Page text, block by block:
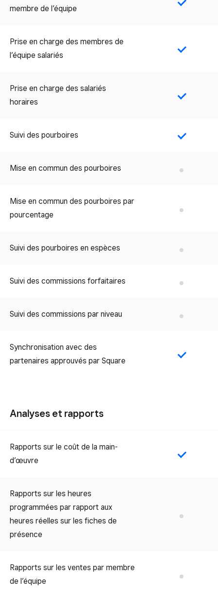
membre de l’équipe Yes
Prise en charge des membres de
l’équipe salariés
Yes
Prise en charge des salariés
horaires
Yes
Suivi des pourboires Yes
Mise en commun des pourboires No
Mise en commun des pourboires par
pourcentage
No
Suivi des pourboires en espèces No
Suivi des commissions forfaitaires No
Suivi des commissions par niveau No
Synchronisation avec des
partenaires approuvés par Square
Yes
Analyses et rapports
Rapports sur le coût de la main-
d’œuvre
Yes
Rapports sur les heures
programmées par rapport aux
heures réelles sur les fiches de
présence
No
Rapports sur les ventes par membre
de l’équipe
No